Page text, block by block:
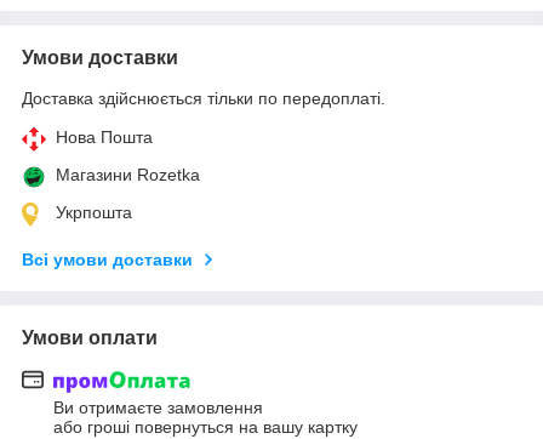
Умови доставки
Доставка здійснюється тільки по передоплаті.
Нова Пошта
Магазини Rozetka
Укрпошта
Всі умови доставки
Умови оплати
Ви отримаєте замовлення
або гроші повернуться на вашу картку